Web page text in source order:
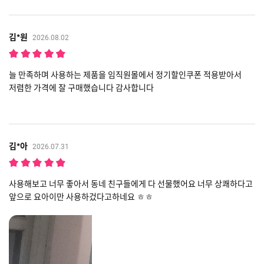
고기먹고 마늘 왕창 먹을때도
효과짱일듯 👍
김*원 2026.08.02
늘 만족하며 사용하는 제품을 임직원몰에서 정기할인쿠폰 적용받아서
저렴한 가격에 잘 구매했습니다 감사합니다
김*아 2026.07.31
사용해보고 너무 좋아서 동네 친구들에게 다 선물했어요 너무 상쾌하다고
앞으로 요아이만 사용하겄다고하네요 ㅎㅎ